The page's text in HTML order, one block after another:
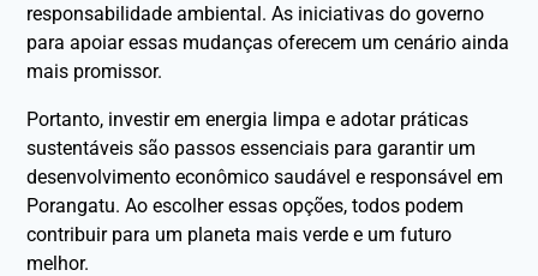
responsabilidade ambiental. As iniciativas do governo
para apoiar essas mudanças oferecem um cenário ainda
mais promissor.
Portanto, investir em energia limpa e adotar práticas
sustentáveis são passos essenciais para garantir um
desenvolvimento econômico saudável e responsável em
Porangatu. Ao escolher essas opções, todos podem
contribuir para um planeta mais verde e um futuro
melhor.